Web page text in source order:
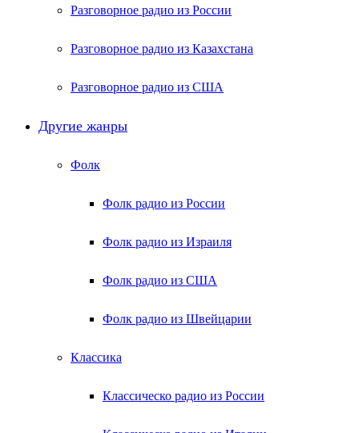
Разговорное радио из России
Разговорное радио из Казахстана
Разговорное радио из США
Другие жанры
Фолк
Фолк радио из России
Фолк радио из Израиля
Фолк радио из США
Фолк радио из Швейцарии
Классика
Классическо радио из России